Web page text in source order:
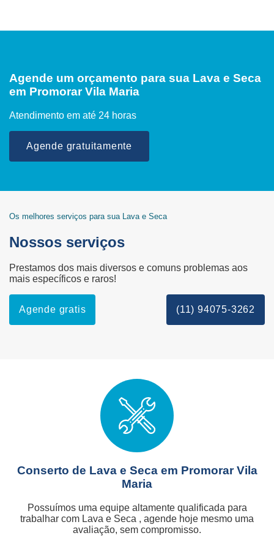
Agende um orçamento para sua Lava e Seca
em Promorar Vila Maria
Atendimento em até 24 horas
Agende gratuitamente
Os melhores serviços para sua Lava e Seca
Nossos serviços
Prestamos dos mais diversos e comuns problemas aos
mais específicos e raros!
Agende gratis (11) 94075-3262
Conserto de Lava e Seca em Promorar Vila
Maria
Possuímos uma equipe altamente qualificada para
trabalhar com Lava e Seca , agende hoje mesmo uma
avaliação, sem compromisso.